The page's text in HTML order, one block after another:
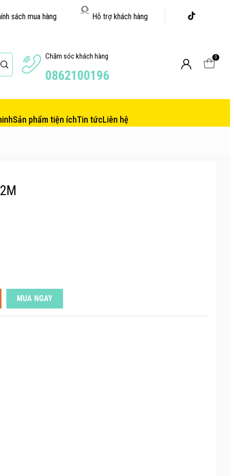
Hỗ trợ khách hàng
sách mua hàng
Chăm sóc khách hàng
0862100196
0
Sản phẩm tiện íchTin tứcLiên hệ
MUA NGAY